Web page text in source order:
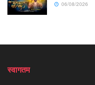
06/08/2026
स्वागतम